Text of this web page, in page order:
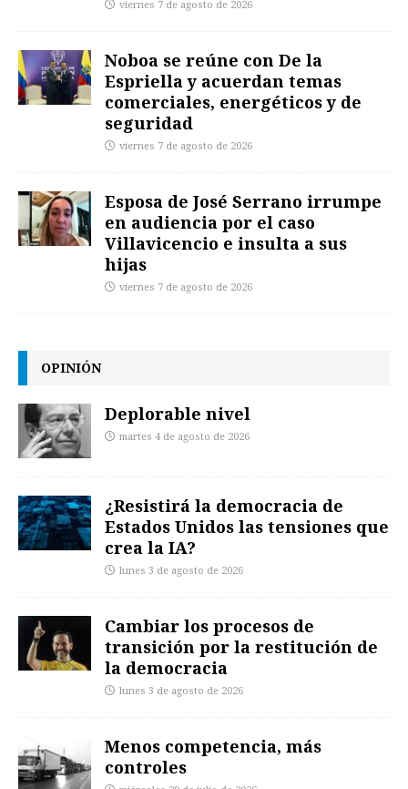
viernes 7 de agosto de 2026
Noboa se reúne con De la
Espriella y acuerdan temas
comerciales, energéticos y de
seguridad
viernes 7 de agosto de 2026
Esposa de José Serrano irrumpe
en audiencia por el caso
Villavicencio e insulta a sus
hijas
viernes 7 de agosto de 2026
OPINIÓN
Deplorable nivel
martes 4 de agosto de 2026
¿Resistirá la democracia de
Estados Unidos las tensiones que
crea la IA?
lunes 3 de agosto de 2026
Cambiar los procesos de
transición por la restitución de
la democracia
lunes 3 de agosto de 2026
Menos competencia, más
controles